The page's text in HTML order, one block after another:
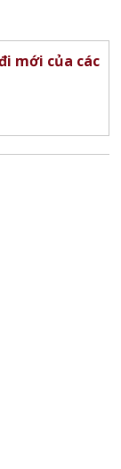
mới của các